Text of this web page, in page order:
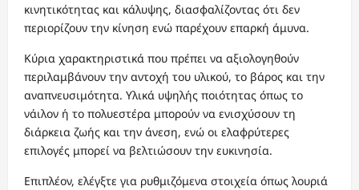
κινητικότητας και κάλυψης, διασφαλίζοντας ότι δεν
περιορίζουν την κίνηση ενώ παρέχουν επαρκή άμυνα.
Κύρια χαρακτηριστικά που πρέπει να αξιολογηθούν
περιλαμβάνουν την αντοχή του υλικού, το βάρος και την
αναπνευσιμότητα. Υλικά υψηλής ποιότητας όπως το
νάιλον ή το πολυεστέρα μπορούν να ενισχύσουν τη
διάρκεια ζωής και την άνεση, ενώ οι ελαφρύτερες
επιλογές μπορεί να βελτιώσουν την ευκινησία.
Επιπλέον, ελέγξτε για ρυθμιζόμενα στοιχεία όπως λουριά